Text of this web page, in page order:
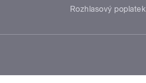
Rozhlasový poplatek